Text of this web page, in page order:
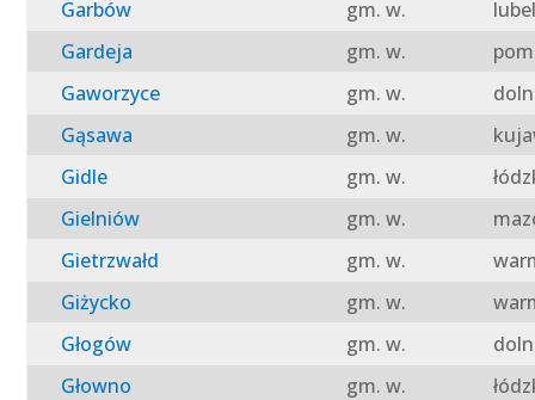
Garbów
gm. w.
Gardeja
gm. w.
Gaworzyce
gm. w.
Gąsawa
gm. w.
Gidle
gm. w.
Gielniów
gm. w.
Gietrzwałd
gm. w.
Giżycko
gm. w.
Głogów
gm. w.
Głowno
gm. w.